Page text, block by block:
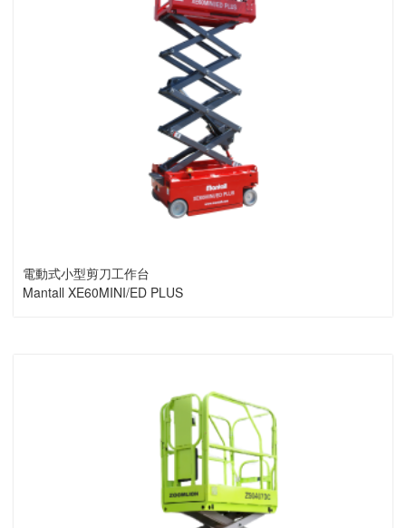
電動式小型剪刀工作台
Mantall XE60MINI/ED PLUS